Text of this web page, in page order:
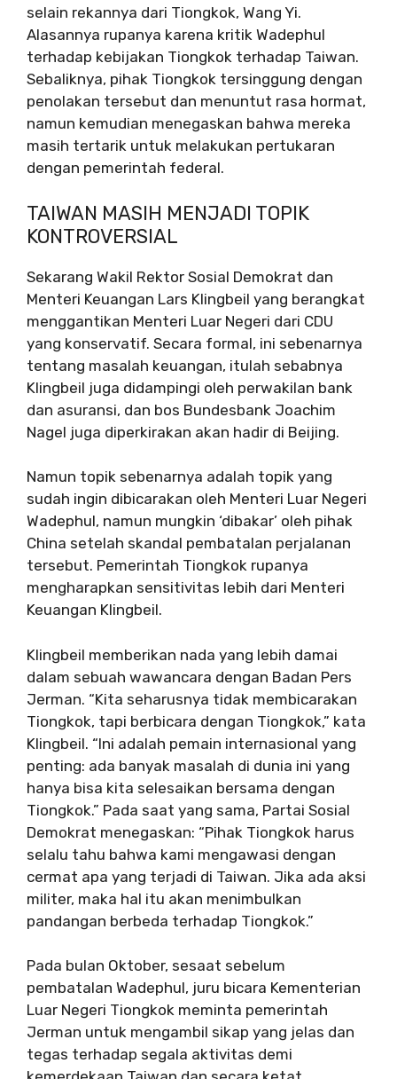
selain rekannya dari Tiongkok, Wang Yi.
Alasannya rupanya karena kritik Wadephul
terhadap kebijakan Tiongkok terhadap Taiwan.
Sebaliknya, pihak Tiongkok tersinggung dengan
penolakan tersebut dan menuntut rasa hormat,
namun kemudian menegaskan bahwa mereka
masih tertarik untuk melakukan pertukaran
dengan pemerintah federal.
TAIWAN MASIH MENJADI TOPIK
KONTROVERSIAL
Sekarang Wakil Rektor Sosial Demokrat dan
Menteri Keuangan Lars Klingbeil yang berangkat
menggantikan Menteri Luar Negeri dari CDU
yang konservatif. Secara formal, ini sebenarnya
tentang masalah keuangan, itulah sebabnya
Klingbeil juga didampingi oleh perwakilan bank
dan asuransi, dan bos Bundesbank Joachim
Nagel juga diperkirakan akan hadir di Beijing.
Namun topik sebenarnya adalah topik yang
sudah ingin dibicarakan oleh Menteri Luar Negeri
Wadephul, namun mungkin ‘dibakar’ oleh pihak
China setelah skandal pembatalan perjalanan
tersebut. Pemerintah Tiongkok rupanya
mengharapkan sensitivitas lebih dari Menteri
Keuangan Klingbeil.
Klingbeil memberikan nada yang lebih damai
dalam sebuah wawancara dengan Badan Pers
Jerman. “Kita seharusnya tidak membicarakan
Tiongkok, tapi berbicara dengan Tiongkok,” kata
Klingbeil. “Ini adalah pemain internasional yang
penting: ada banyak masalah di dunia ini yang
hanya bisa kita selesaikan bersama dengan
Tiongkok.” Pada saat yang sama, Partai Sosial
Demokrat menegaskan: “Pihak Tiongkok harus
selalu tahu bahwa kami mengawasi dengan
cermat apa yang terjadi di Taiwan. Jika ada aksi
militer, maka hal itu akan menimbulkan
pandangan berbeda terhadap Tiongkok.”
Pada bulan Oktober, sesaat sebelum
pembatalan Wadephul, juru bicara Kementerian
Luar Negeri Tiongkok meminta pemerintah
Jerman untuk mengambil sikap yang jelas dan
tegas terhadap segala aktivitas demi